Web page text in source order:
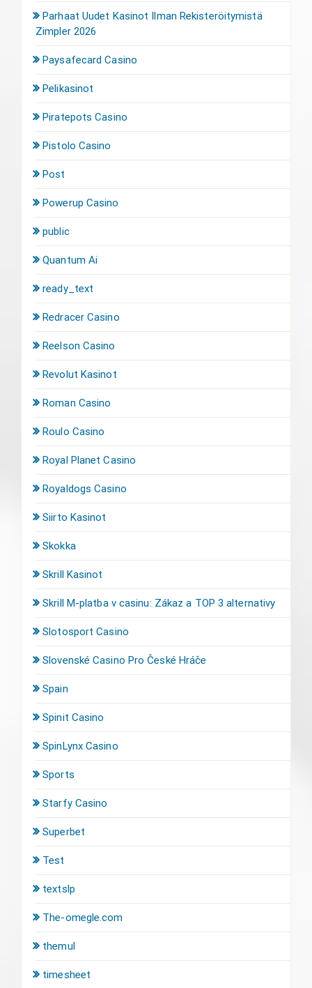
Parhaat Uudet Kasinot Ilman Rekisteröitymistä
Zimpler 2026
Paysafecard Casino
Pelikasinot
Piratepots Casino
Pistolo Casino
Post
Powerup Casino
public
Quantum Ai
ready_text
Redracer Casino
Reelson Casino
Revolut Kasinot
Roman Casino
Roulo Casino
Royal Planet Casino
Royaldogs Casino
Siirto Kasinot
Skokka
Skrill Kasinot
Skrill M-platba v casinu: Zákaz a TOP 3 alternativy
Slotosport Casino
Slovenské Casino Pro České Hráče
Spain
Spinit Casino
SpinLynx Casino
Sports
Starfy Casino
Superbet
Test
textslp
The-omegle.com
themul
timesheet